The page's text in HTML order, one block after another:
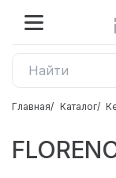
Главная Каталог